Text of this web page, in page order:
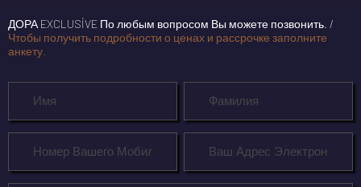
ДОРА EXCLUSİVE По любым вопросом Вы можете позвонить. /
Чтобы получить подробности о ценах и рассрочке заполните
анкету.